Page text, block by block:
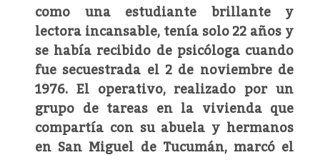
como una estudiante brillante y
lectora incansable, tenía solo 22 años y
se había recibido de psicóloga cuando
fue secuestrada el 2 de noviembre de
1976. El operativo, realizado por un
grupo de tareas en la vivienda que
compartía con su abuela y hermanos
en San Miguel de Tucumán, marcó el